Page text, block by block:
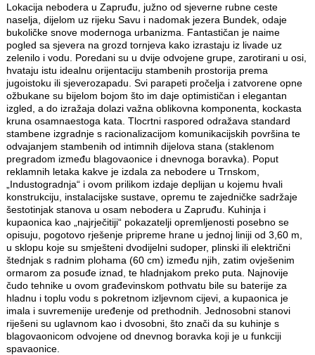
Lokacija nebodera u Zapruđu, južno od sjeverne rubne ceste
naselja, dijelom uz rijeku Savu i nadomak jezera Bundek, odaje
bukoličke snove modernoga urbanizma. Fantastičan je naime
pogled sa sjevera na grozd tornjeva kako izrastaju iz livade uz
zelenilo i vodu. Poredani su u dvije odvojene grupe, zarotirani u osi,
hvataju istu idealnu orijentaciju stambenih prostorija prema
jugoistoku ili sjeverozapadu. Svi parapeti pročelja i zatvorene opne
ožbukane su bijelom bojom što im daje optimističan i elegantan
izgled, a do izražaja dolazi važna oblikovna komponenta, kockasta
kruna osamnaestoga kata. Tlocrtni raspored odražava standard
stambene izgradnje s racionalizacijom komunikacijskih površina te
odvajanjem stambenih od intimnih dijelova stana (staklenom
pregradom između blagovaonice i dnevnoga boravka). Poput
reklamnih letaka kakve je izdala za nebodere u Trnskom,
„Industogradnja“ i ovom prilikom izdaje deplijan u kojemu hvali
konstrukciju, instalacijske sustave, opremu te zajedničke sadržaje
šestotinjak stanova u osam nebodera u Zapruđu. Kuhinja i
kupaonica kao „najrječitiji“ pokazatelji opremljenosti posebno se
opisuju, pogotovo rješenje pripreme hrane u jednoj liniji od 3,60 m,
u sklopu koje su smješteni dvodijelni sudoper, plinski ili električni
štednjak s radnim plohama (60 cm) između njih, zatim ovješenim
ormarom za posuđe iznad, te hladnjakom preko puta. Najnovije
čudo tehnike u ovom građevinskom pothvatu bile su baterije za
hladnu i toplu vodu s pokretnom izljevnom cijevi, a kupaonica je
imala i suvremenije uređenje od prethodnih. Jednosobni stanovi
riješeni su uglavnom kao i dvosobni, što znači da su kuhinje s
blagovaonicom odvojene od dnevnog boravka koji je u funkciji
spavaonice.